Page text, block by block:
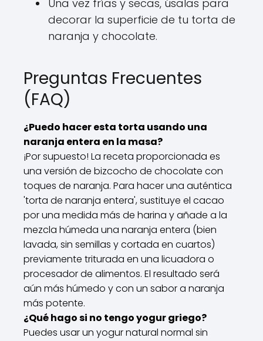
Una vez frías y secas, úsalas para
decorar la superficie de tu torta de
naranja y chocolate.
Preguntas Frecuentes
(FAQ)
¿Puedo hacer esta torta usando una
naranja entera en la masa?
¡Por supuesto! La receta proporcionada es
una versión de bizcocho de chocolate con
toques de naranja. Para hacer una auténtica
'torta de naranja entera', sustituye el cacao
por una medida más de harina y añade a la
mezcla húmeda una naranja entera (bien
lavada, sin semillas y cortada en cuartos)
previamente triturada en una licuadora o
procesador de alimentos. El resultado será
aún más húmedo y con un sabor a naranja
más potente.
¿Qué hago si no tengo yogur griego?
Puedes usar un yogur natural normal sin